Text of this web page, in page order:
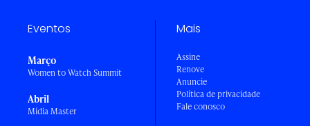
Eventos
Março
Women to Watch Summit
Abril
Mídia Master
Mais
Assine
Renove
Anuncie
Política de privacidade
Fale conosco